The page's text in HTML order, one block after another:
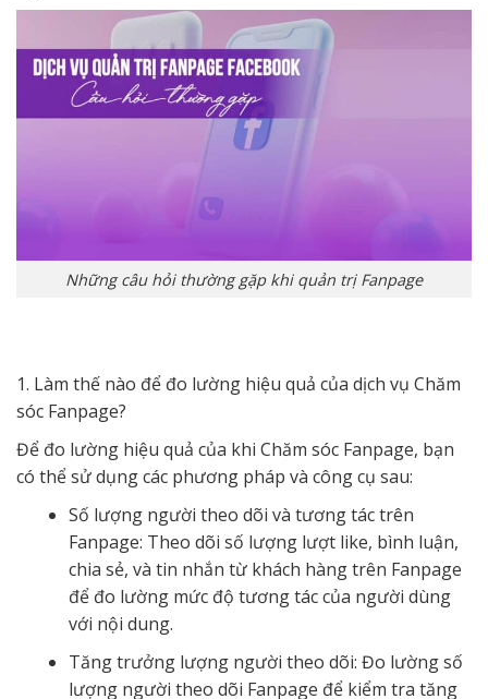
Những câu hỏi thường gặp khi quản trị Fanpage
1. Làm thế nào để đo lường hiệu quả của dịch vụ Chăm
sóc Fanpage?
Để đo lường hiệu quả của khi Chăm sóc Fanpage, bạn
có thể sử dụng các phương pháp và công cụ sau:
Số lượng người theo dõi và tương tác trên
Fanpage: Theo dõi số lượng lượt like, bình luận,
chia sẻ, và tin nhắn từ khách hàng trên Fanpage
để đo lường mức độ tương tác của người dùng
với nội dung.
Tăng trưởng lượng người theo dõi: Đo lường số
lượng người theo dõi Fanpage để kiểm tra tăng